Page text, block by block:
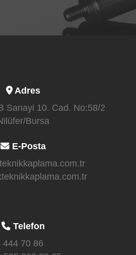
Adres
Sanayi 10. Cad. No:58/2
Bursa
E-Posta
Telefon
444 70 86